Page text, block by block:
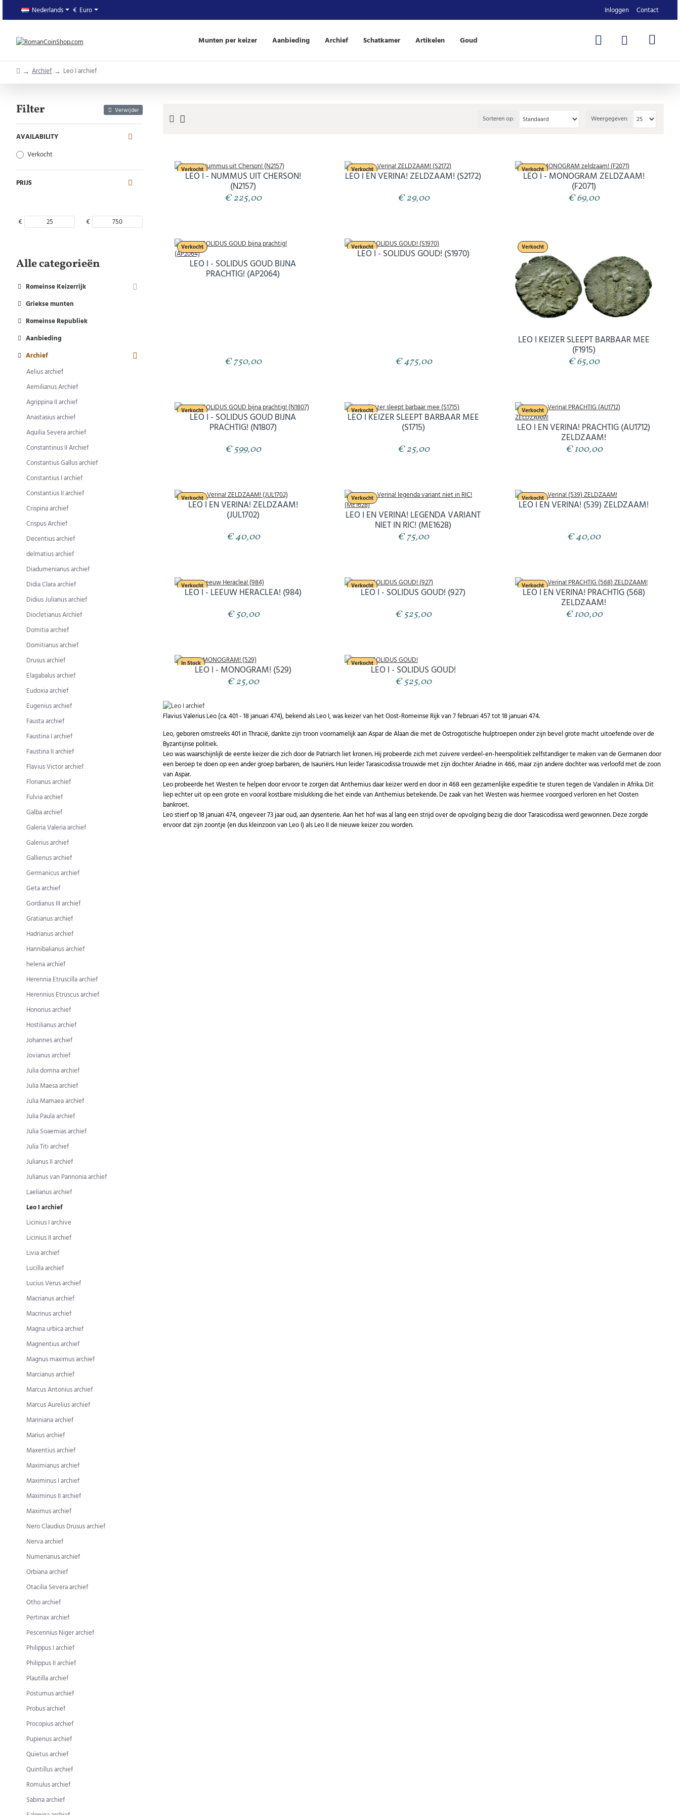
Nederlands € Euro Inloggen Contact
Munten per keizer Aanbieding Archief Schatkamer Artikelen Goud
homeArchief Leo I archief
Filter Verwijder
AVAILABILITY
Verkocht
PRIJS
€ €
Alle categorieën
Romeinse Keizerrijk
Griekse munten
Romeinse Republiek
Aanbieding
Archief
Aelius archief
Aemilianus Archief
Agrippina II archief
Anastasius archief
Aquilia Severa archief
Constantinus II Archief
Constantius Gallus archief
Constantius I archief
Constantius II archief
Crispina archief
Crispus Archief
Decentius archief
delmatius archief
Diadumenianus archief
Didia Clara archief
Didius Julianus archief
Diocletianus Archief
Domitia archief
Domitianus archief
Drusus archief
Elagabalus archief
Eudoxia archief
Eugenius archief
Fausta archief
Faustina I archief
Faustina II archief
Flavius Victor archief
Florianus archief
Fulvia archief
Galba archief
Galeria Valeria archief
Galerius archief
Gallienus archief
Germanicus archief
Geta archief
Gordianus III archief
Gratianus archief
Hadrianus archief
Hannibalianus archief
helena archief
Herennia Etruscilla archief
Herennius Etruscus archief
Honorius archief
Hostilianus archief
Johannes archief
Jovianus archief
Julia domna archief
Julia Maesa archief
Julia Mamaea archief
Julia Paula archief
Julia Soaemias archief
Julia Titi archief
Julianus II archief
Julianus van Pannonia archief
Laelianus archief
Leo I archief
Licinius I archive
Licinius II archief
Livia archief
Lucilla archief
Lucius Verus archief
Macrianus archief
Macrinus archief
Magna urbica archief
Magnentius archief
Magnus maximus archief
Marcianus archief
Marcus Antonius archief
Marcus Aurelius archief
Mariniana archief
Marius archief
Maxentius archief
Maximianus archief
Maximinus I archief
Maximinus II archief
Maximus archief
Nero Claudius Drusus archief
Nerva archief
Numerianus archief
Orbiana archief
Otacilia Severa archief
Otho archief
Pertinax archief
Pescennius Niger archief
Philippus I archief
Philippus II archief
Plautilla archief
Postumus archief
Probus archief
Procopius archief
Pupienus archief
Quietus archief
Quintillus archief
Romulus archief
Sabina archief
Flavius Valerius Leo (ca. 401 - 18 januari 474), bekend als Leo I, was keizer van het Oost-Romeinse Rijk van 7 februari 457 tot 18 januari 474.
Leo, geboren omstreeks 401 in Thracië, dankte zijn troon voornamelijk aan Aspar de Alaan die met de Ostrogotische hulptroepen onder zijn bevel grote macht uitoefende over de
Byzantijnse politiek.
Leo was waarschijnlijk de eerste keizer die zich door de Patriarch liet kronen. Hij probeerde zich met zuivere verdeel-en-heerspolitiek zelfstandiger te maken van de Germanen door
een beroep te doen op een ander groep barbaren, de Isauriërs. Hun leider Tarasicodissa trouwde met zijn dochter Ariadne in 466, maar zijn andere dochter was verloofd met de zoon
van Aspar.
Leo probeerde het Westen te helpen door ervoor te zorgen dat Anthemius daar keizer werd en door in 468 een gezamenlijke expeditie te sturen tegen de Vandalen in Afrika. Dit
liep echter uit op een grote en vooral kostbare mislukking die het einde van Anthemius betekende. De zaak van het Westen was hiermee voorgoed verloren en het Oosten
bankroet.
Leo stierf op 18 januari 474, ongeveer 73 jaar oud, aan dysenterie. Aan het hof was al lang een strijd over de opvolging bezig die door Tarasicodissa werd gewonnen. Deze zorgde
ervoor dat zijn zoontje (en dus kleinzoon van Leo I) als Leo II de nieuwe keizer zou worden.
Sorteren op: Weergegeven:
Verkocht
LEO I - NUMMUS UIT CHERSON!
(N2157)
€ 225,00
Verkocht
LEO I EN VERINA! ZELDZAAM! (S2172)
€ 29,00
Verkocht
LEO I - MONOGRAM ZELDZAAM!
(F2071)
€ 69,00
Verkocht
LEO I - SOLIDUS GOUD BIJNA
PRACHTIG! (AP2064)
€ 750,00
Verkocht
LEO I - SOLIDUS GOUD! (S1970)
€ 475,00
Verkocht
LEO I KEIZER SLEEPT BARBAAR MEE
(F1915)
€ 65,00
Verkocht
LEO I - SOLIDUS GOUD BIJNA
PRACHTIG! (N1807)
€ 599,00
Verkocht
LEO I KEIZER SLEEPT BARBAAR MEE
(S1715)
€ 25,00
Verkocht
LEO I EN VERINA! PRACHTIG (AU1712)
ZELDZAAM!
€ 100,00
Verkocht
LEO I EN VERINA! ZELDZAAM!
(JUL1702)
€ 40,00
Verkocht
LEO I EN VERINA! LEGENDA VARIANT
NIET IN RIC! (ME1628)
€ 75,00
Verkocht
LEO I EN VERINA! (539) ZELDZAAM!
€ 40,00
Verkocht
LEO I - LEEUW HERACLEA! (984)
€ 50,00
Verkocht
LEO I - SOLIDUS GOUD! (927)
€ 525,00
Verkocht
LEO I EN VERINA! PRACHTIG (568)
ZELDZAAM!
€ 100,00
In Stock
LEO I - MONOGRAM! (529)
€ 25,00
Verkocht
LEO I - SOLIDUS GOUD!
€ 525,00